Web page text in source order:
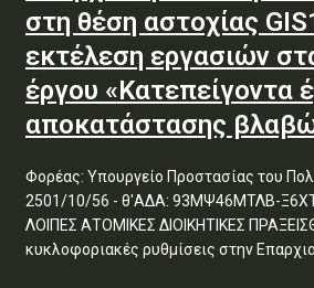
στη θέση αστοχίας
εκτέλεση εργασιών
έργου «Κατεπείγοντα
αποκατάστασης
Φορέας: Υπουργείο Προστασίας του
2501/10/56 - θ'ΑΔΑ: 93ΜΨ46ΜΤΛΒ-
ΛΟΙΠΕΣ ΑΤΟΜΙΚΕΣ ΔΙΟΙΚΗΤΙΚΕΣ
κυκλοφοριακές ρυθμίσεις στην